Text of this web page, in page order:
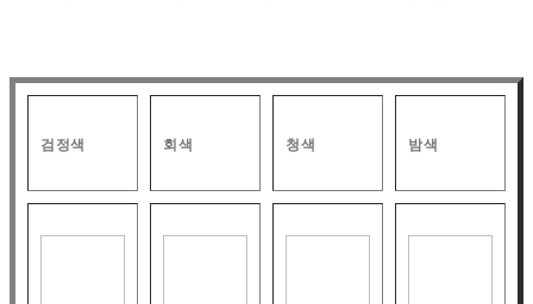
검정색 회색 청색 밤색